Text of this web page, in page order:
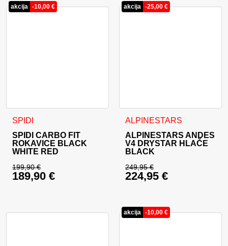
akcija -10,00 €
SPIDI
SPIDI CARBO FIT
ROKAVICE BLACK
WHITE RED
199,90€
Izvirna cena je bila: 199,90 €.
189,90 €
Ta izdelek ima več različic. Možnosti lahko izberete na
akcija -25,00 €
ALPINESTARS
ALPINESTARS ANDES
V4 DRYSTAR HLAČE
BLACK
249,95€
Izvirna cena je bila:
224,95 €
Ta izdelek ima več različic.
akcija -10,00 €